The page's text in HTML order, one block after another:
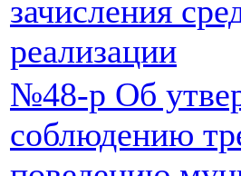
зачисления
реализации
№48-р Об
соблюдению